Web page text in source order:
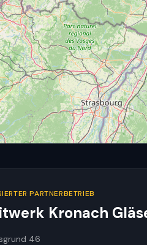
PARTNERBETRIEB
Kronach
46